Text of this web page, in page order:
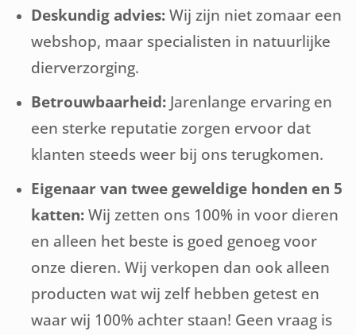
Deskundig advies: Wij zijn niet zomaar een
webshop, maar specialisten in natuurlijke
dierverzorging.
Betrouwbaarheid: Jarenlange ervaring en
een sterke reputatie zorgen ervoor dat
klanten steeds weer bij ons terugkomen.
Eigenaar van twee geweldige honden en 5
katten:Wij zetten ons 100% in voor dieren
en alleen het beste is goed genoeg voor
onze dieren. Wij verkopen dan ook alleen
producten wat wij zelf hebben getest en
waar wij 100% achter staan! Geen vraag is